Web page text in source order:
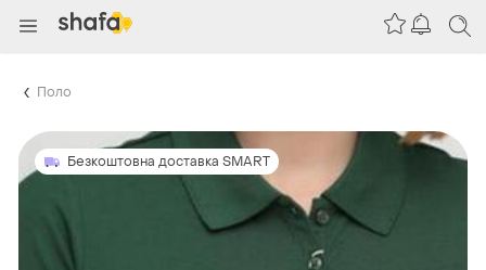
Поло
Безкоштовна доставка SMART